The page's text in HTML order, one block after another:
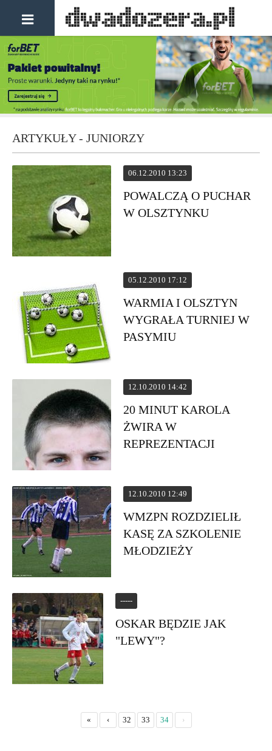
ARTYKUŁY - JUNIORZY
06.12.2010 13:23
POWALCZĄ O PUCHAR
W OLSZTYNKU
05.12.2010 17:12
WARMIA I OLSZTYN
WYGRAŁA TURNIEJ W
PASYMIU
12.10.2010 14:42
20 MINUT KAROLA
ŻWIRA W
REPREZENTACJI
12.10.2010 12:49
WMZPN ROZDZIELIŁ
KASĘ ZA SZKOLENIE
MŁODZIEŻY
-----
OSKAR BĘDZIE JAK
"LEWY"?
« ‹ 32 33 34 ›